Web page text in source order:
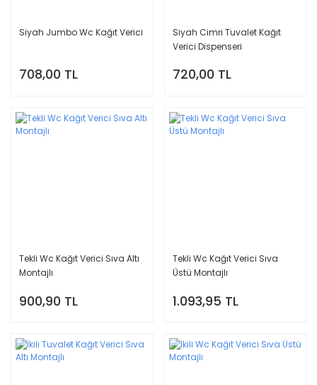
Siyah Jumbo Wc Kağıt Verici
708,00 TL
Siyah Cimri Tuvalet Kağıt
Verici Dispenseri
720,00 TL
Tekli Wc Kağıt Verici Sıva Altı
Montajlı
900,90 TL
Tekli Wc Kağıt Verici Sıva
Üstü Montajlı
1.093,95 TL